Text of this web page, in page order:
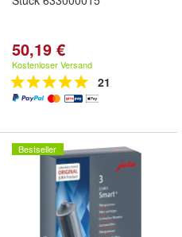
50,19 €
Kostenloser Versand
21
Bestseller